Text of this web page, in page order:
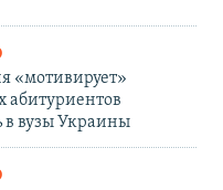
«мотивирует»
абитуриентов
в вузы Украины